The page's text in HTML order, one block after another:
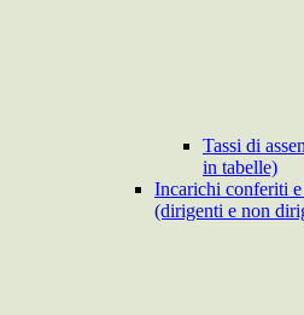
Tassi di
in tabelle)
Incarichi conferiti
(dirigenti e non